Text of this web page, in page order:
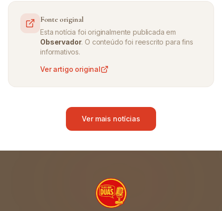
Fonte original
Esta notícia foi originalmente publicada em
Observador. O conteúdo foi reescrito para fins
informativos.
Ver artigo original
Ver mais notícias